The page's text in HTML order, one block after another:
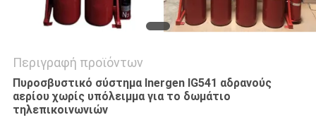
Περιγραφή προϊόντων
Πυροσβυστικό σύστημα Inergen IG541 αδρανούς
αερίου χωρίς υπόλειμμα για το δωμάτιο
τηλεπικοινωνιών